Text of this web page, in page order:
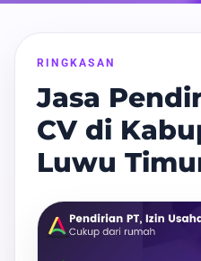
RINGKASAN
Jasa
CV di
Luwu